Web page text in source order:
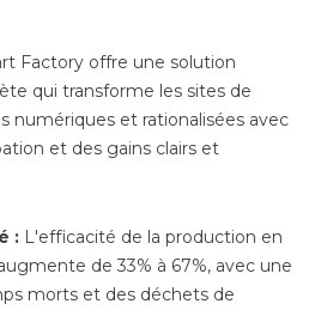
Factory offre une solution
qui transforme les sites de
numériques et rationalisées avec
et des gains clairs et
: L'efficacité de la production en
de 33% à 67%, avec une
morts et des déchets de